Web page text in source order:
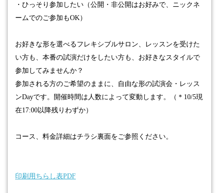
・ひっそり参加したい（公開・非公開はお好みで、ニックネ
ームでのご参加もOK）
お好きな形を選べるフレキシブルサロン、レッスンを受けた
い方も、本番の試演だけをしたい方も、お好きなスタイルで
参加してみませんか？
参加される方のご希望のままに、自由な形の試演会・レッス
ンDayです。 開催時間は人数によって変動します。（＊ 10/5現
在17:00以降残りわずか）
コース、料金詳細はチラシ裏面をご参照ください。
印刷用ちらし表PDF